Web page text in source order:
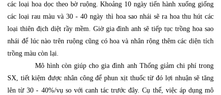
các loại hoa dọc theo bờ ruộng. Khoảng 10 ngày tiến hành xuống giống
các loại rau màu và 30 - 40 ngày thì hoa sao nhái sẽ ra hoa thu hút các
loại thiên địch diệt rầy mềm. Giờ gia đình anh sẽ tiếp tục trồng hoa sao
nhái để lúc nào trên ruộng cũng có hoa và nhân rộng thêm các diện tích
trồng màu còn lại.
Mô hình còn giúp cho gia đình anh Thống giảm chi phí trong
SX, tiết kiệm được nhân công để phun xịt thuốc từ đó lợi nhuận sẽ tăng
lên từ 30 - 40%/vụ so với canh tác trước đây. Cụ thể, việc áp dụng mô